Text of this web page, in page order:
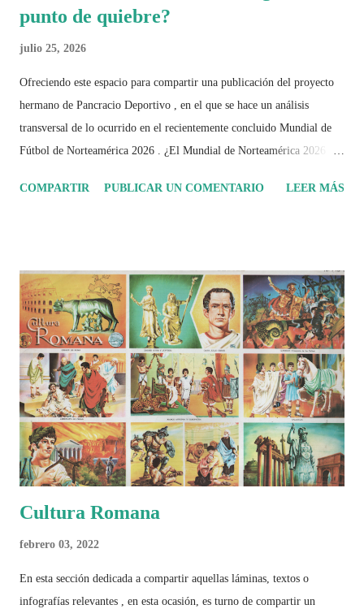
punto de quiebre?
julio 25, 2026
Ofreciendo este espacio para compartir una publicación del proyecto
hermano de Pancracio Deportivo , en el que se hace un análisis
transversal de lo ocurrido en el recientemente concluido Mundial de
Fútbol de Norteamérica 2026 . ¿El Mundial de Norteamérica 2026 ha
el recorrido de cada selección con infografías inspiradas en la
2026 ¿Un punto de quiebre?" Este especial de Pancracio Deportivo no
busca decir únicamente quién ganó o quién perdió. Busca responder si
este Mundial marcó un antes y un después en la forma de entender el
deporte, la identidad nacional, la globalización, la comercialización y
el papel del fútbol como reflejo de nuestras sociedades . Son 230
páginas de análisis, ilustraciones originales y ...
COMPARTIR PUBLICAR UN COMENTARIO LEER MÁS
Cultura Romana
febrero 03, 2022
En esta sección dedicada a compartir aquellas láminas, textos o
infografías relevantes , en esta ocasión, es turno de compartir un